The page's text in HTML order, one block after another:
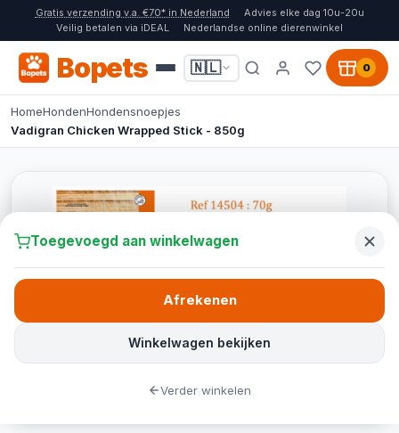
Gratis verzending v.a. €70* in Nederland
Advies elke dag 10u-20u
Veilig betalen via iDEAL
Nederlandse online dierenwinkel
Bopets 🇳🇱 0
HomeHondenHondensnoepjes
Vadigran Chicken Wrapped Stick - 850g
Toegevoegd aan winkelwagen
Winkelwagen bekijken
Afrekenen
Verder winkelen